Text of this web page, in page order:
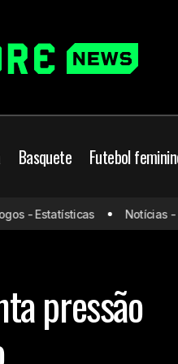
Basquete Futebol
sobre Fernando Diniz
- Estatísticas Notícias -
pressão